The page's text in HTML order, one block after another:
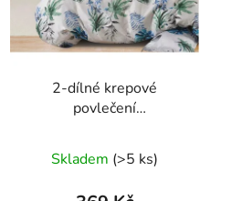
2-dílné krepové
povlečení
světle šedé s zeleným a
modrým potiskem listů
Skladem (>5 ks)